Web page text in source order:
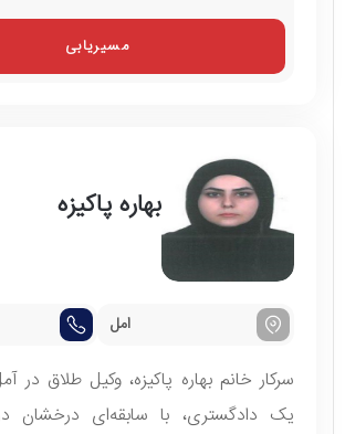
مسیریابی
بهاره پاکیزه
امل
سرکار خانم بهاره پاکیزه، وکیل طلاق در
یک دادگستری، با سابقه‌ای درخشان